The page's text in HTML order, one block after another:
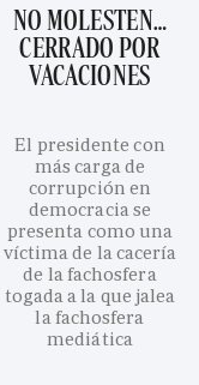
NO MOLESTEN…
CERRADO POR
VACACIONES
El presidente con
más carga de
corrupción en
democracia se
presenta como una
víctima de la cacería
de la fachosfera
togada a la que jalea
la fachosfera
mediática